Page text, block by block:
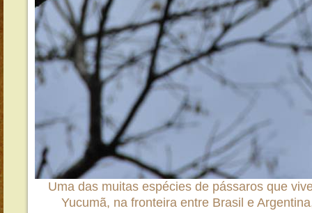
Uma das muitas espécies de pássaros que
Yucumã, na fronteira entre Brasil e